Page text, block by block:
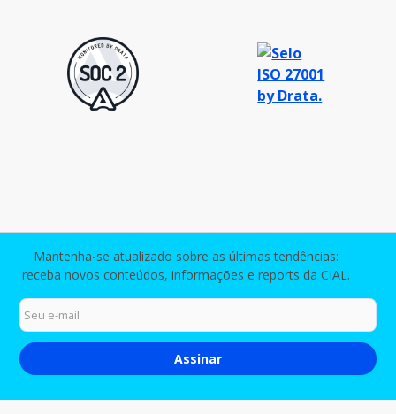
Mantenha-se atualizado sobre as últimas tendências:
receba novos conteúdos, informações e reports da CIAL.